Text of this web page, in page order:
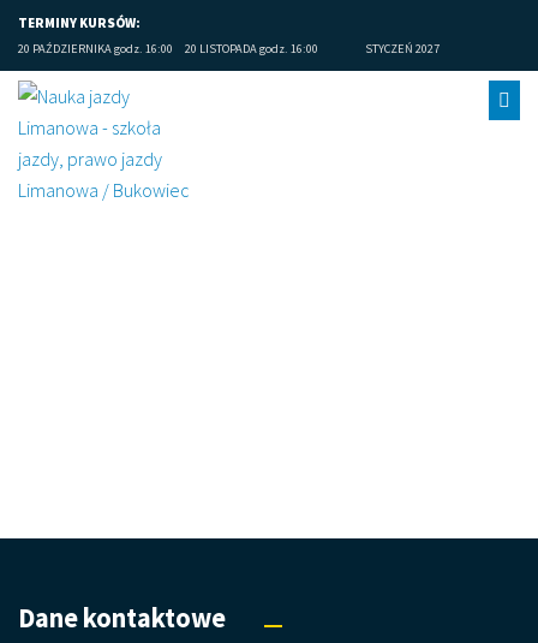
TERMINY KURSÓW:
20 PAŹDZIERNIKA godz. 16:00 20 LISTOPADA godz. 16:00 STYCZEŃ 2027
Dane kontaktowe